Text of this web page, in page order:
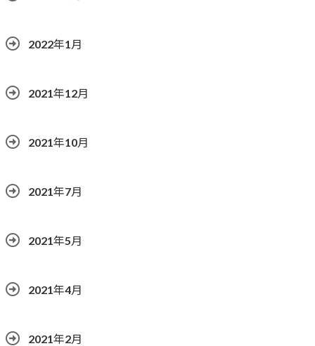
2022年1月
2021年12月
2021年10月
2021年7月
2021年5月
2021年4月
2021年2月